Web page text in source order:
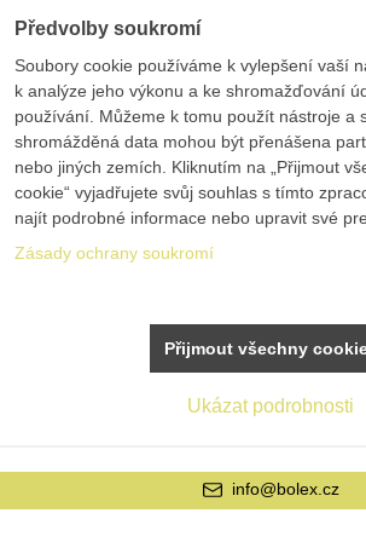
info@bolex.cz
Předvolby soukromí
Soubory cookie používáme k vylepšení vaší
k analýze jeho výkonu a ke shromažďování
používání. Můžeme k tomu použít nástroje a
shromážděná data mohou být přenášena
nebo jiných zemích. Kliknutím na „Přijmout
cookie“ vyjadřujete svůj souhlas s tímto
najít podrobné informace nebo upravit své
Zásady ochrany soukromí
Ukázat podrobnosti
Přijmout všechny